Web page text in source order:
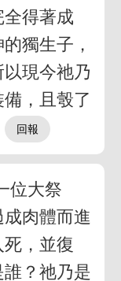
得著成
獨生子，
現今祂乃
，且彀了
位大祭
肉體而進
，並復
？祂乃是